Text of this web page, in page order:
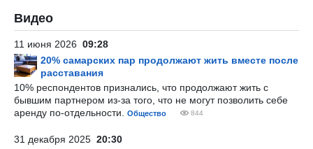
Видео
11 июня 2026 09:28
20% самарских пар продолжают жить вместе после
расставания
10% респондентов признались, что продолжают жить с
бывшим партнером из-за того, что не могут позволить себе
аренду по-отдельности.
Общество 844
31 декабря 2025 20:30